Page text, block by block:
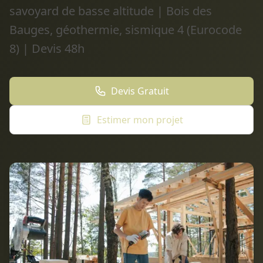
savoyard de basse altitude | Bois des
Bauges, géothermie, sismique 4 (Eurocode
8) | Devis 48h
Devis Gratuit
Estimer mon projet